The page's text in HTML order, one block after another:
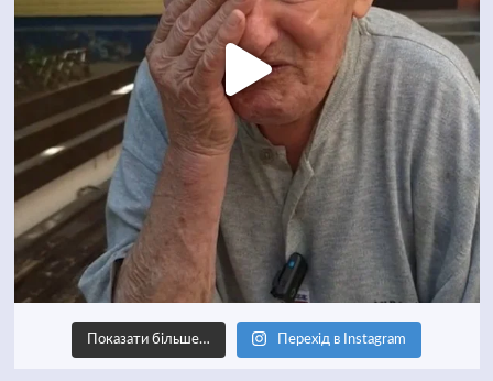
Показати більше… Перехід в Instagram